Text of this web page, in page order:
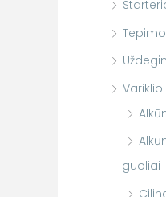
guoliai